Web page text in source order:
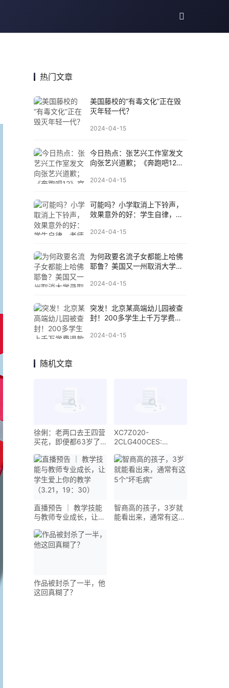
热门文章
美国藤校的“有毒文化”正在毁
灭年轻一代？
2024-04-15
今日热点：张艺兴工作室发文
向张艺兴道歉；《奔跑吧12》
2024-04-15
可能吗？小学取消上下铃声，
效果意外的好：学生自律，老
2024-04-15
为何政要名流子女都能上哈佛
耶鲁？美国又一州取消大学录
2024-04-15
突发！北京某高端幼儿园被查
封！200多学生上千万学费退
2024-04-15
随机文章
徐俐：老两口去王四营
买花，即便都63岁了
XC7Z020-
2CLG400CES:
Embedded Systems
with Versatile FPGA
Solutions | ChipsX
直播预告 ｜ 教学技能
与教师专业成长，让学
（3.21，19：30）
智商高的孩子，3岁就
能看出来，通常有这5
作品被封杀了一半，他
这回真糊了？